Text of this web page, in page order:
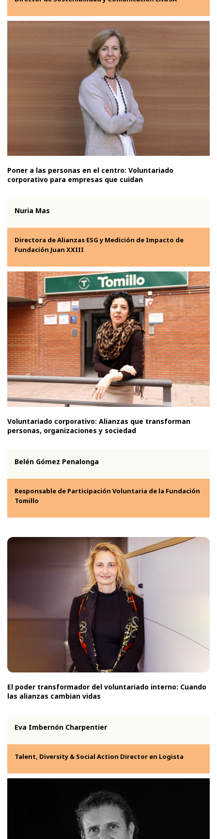
Poner a las personas en el centro: Voluntariado
corporativo para empresas que cuidan
Nuria Mas
Directora de Alianzas ESG y Medición de Impacto de
Fundación Juan XXIII
Voluntariado corporativo: Alianzas que transforman
personas, organizaciones y sociedad
Belén Gómez Penalonga
Responsable de Participación Voluntaria de la Fundación
Tomillo
El poder transformador del voluntariado interno: Cuando
las alianzas cambian vidas
Eva Imbernón Charpentier
Talent, Diversity & Social Action Director en Logista